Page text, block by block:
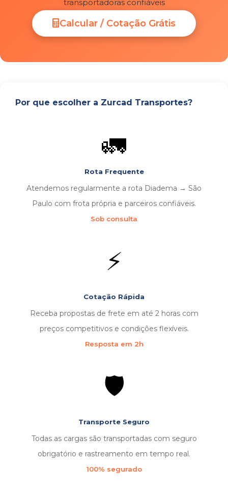
transportadoras confiáveis
Calcular / Cotação Grátis
Por que escolher a Zurcad Transportes?
🚛
Rota Frequente
Atendemos regularmente a rota Diadema → São
Paulo com frota própria e parceiros confiáveis.
Sob consulta
⚡
Cotação Rápida
Receba propostas de frete em até 2 horas com
preços competitivos e condições flexíveis.
Resposta em 2h
🛡️
Transporte Seguro
Todas as cargas são transportadas com seguro
obrigatório e rastreamento em tempo real.
100% segurado